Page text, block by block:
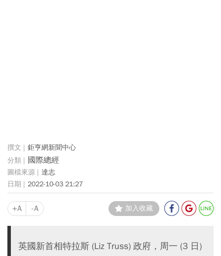
鉅亨網新聞中心
國際總經
達志
2022-10-03 21:27
+A -A 加入收藏
英國新首相特拉斯 (Liz Truss) 政府，周一 (3 日)